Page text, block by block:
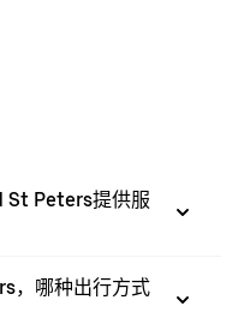
St Peters提供服
，哪种出行方式